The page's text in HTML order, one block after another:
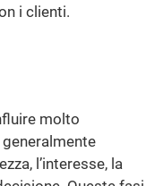
i clienti.
molto
generalmente
l’interesse, la